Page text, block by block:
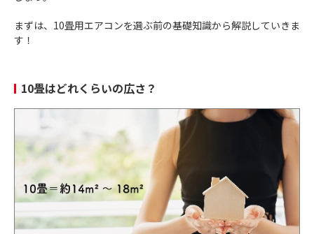
まずは、10畳用エアコンを選ぶ前の基礎知識から解説していきま
す！
10畳はどれくらいの広さ？